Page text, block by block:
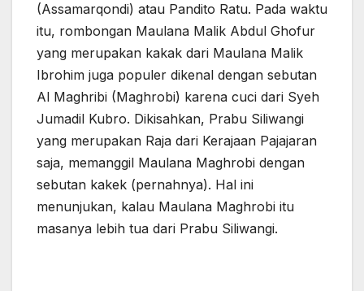
(Assamarqondi) atau Pandito Ratu. Pada waktu
itu, rombongan Maulana Malik Abdul Ghofur
yang merupakan kakak dari Maulana Malik
Ibrohim juga populer dikenal dengan sebutan
Al Maghribi (Maghrobi) karena cuci dari Syeh
Jumadil Kubro. Dikisahkan, Prabu Siliwangi
yang merupakan Raja dari Kerajaan Pajajaran
saja, memanggil Maulana Maghrobi dengan
sebutan kakek (pernahnya). Hal ini
menunjukan, kalau Maulana Maghrobi itu
masanya lebih tua dari Prabu Siliwangi.